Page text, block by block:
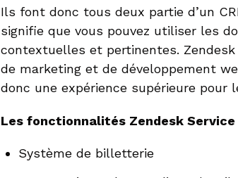
Ils font donc tous deux partie d’un
signifie que vous pouvez utiliser les
contextuelles et pertinentes.
de marketing et de développement
donc une expérience supérieure pour
Les fonctionnalités Zendesk Service
Système de billetterie